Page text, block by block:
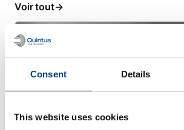
Consent Details
This website uses cookies
Voir tout